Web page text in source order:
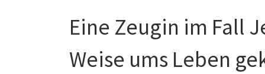
Eine Zeugin im Fall
Weise ums Leben